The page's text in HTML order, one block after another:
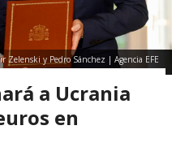
Zelenski y Pedro Sánchez | Agencia EFE
a Ucrania
en